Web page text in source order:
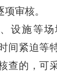
审核。
设施等
间紧迫等
查的，可